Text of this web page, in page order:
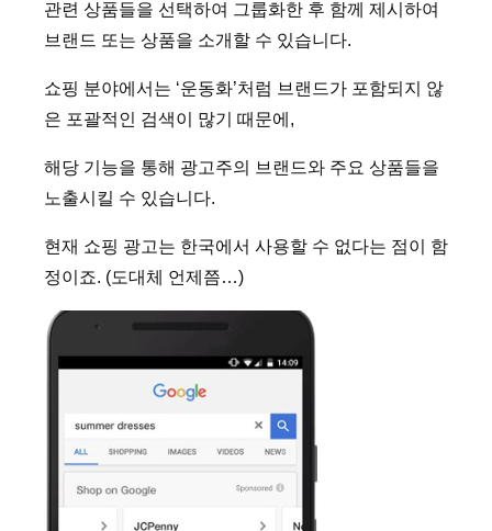
관련 상품들을 선택하여 그룹화한 후 함께 제시하여
브랜드 또는 상품을 소개할 수 있습니다.
쇼핑 분야에서는 ‘운동화’처럼 브랜드가 포함되지 않
은 포괄적인 검색이 많기 때문에,
해당 기능을 통해 광고주의 브랜드와 주요 상품들을
노출시킬 수 있습니다.
현재 쇼핑 광고는 한국에서 사용할 수 없다는 점이 함
정이죠. (도대체 언제쯤…)